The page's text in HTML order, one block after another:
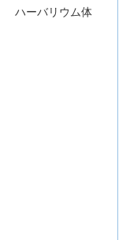
バリウム体